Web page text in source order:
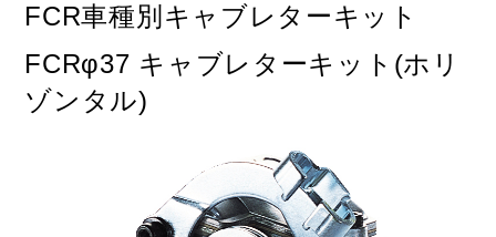
HUSQVANA
FCR車種別キャブレターキット
FCRφ37 キャブレターキット(ホリ
ゾンタル)